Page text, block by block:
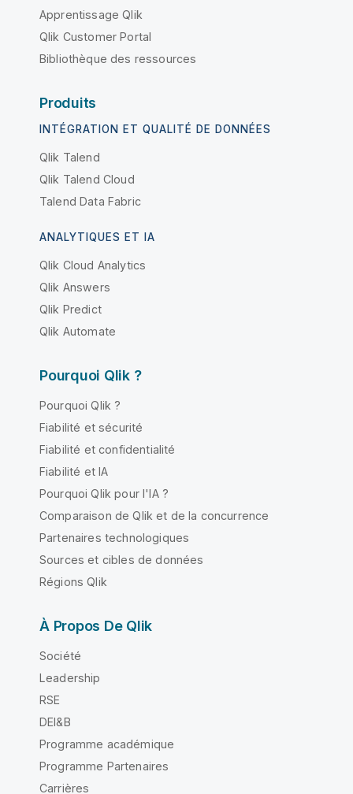
Apprentissage Qlik
Qlik Customer Portal
Bibliothèque des ressources
Produits
INTÉGRATION ET QUALITÉ DE DONNÉES
Qlik Talend
Qlik Talend Cloud
Talend Data Fabric
ANALYTIQUES ET IA
Qlik Cloud Analytics
Qlik Answers
Qlik Predict
Qlik Automate
Pourquoi Qlik ?
Pourquoi Qlik ?
Fiabilité et sécurité
Fiabilité et confidentialité
Fiabilité et IA
Pourquoi Qlik pour l'IA ?
Comparaison de Qlik et de la concurrence
Partenaires technologiques
Sources et cibles de données
Régions Qlik
À Propos De Qlik
Société
Leadership
RSE
DEI&B
Programme académique
Programme Partenaires
Carrières